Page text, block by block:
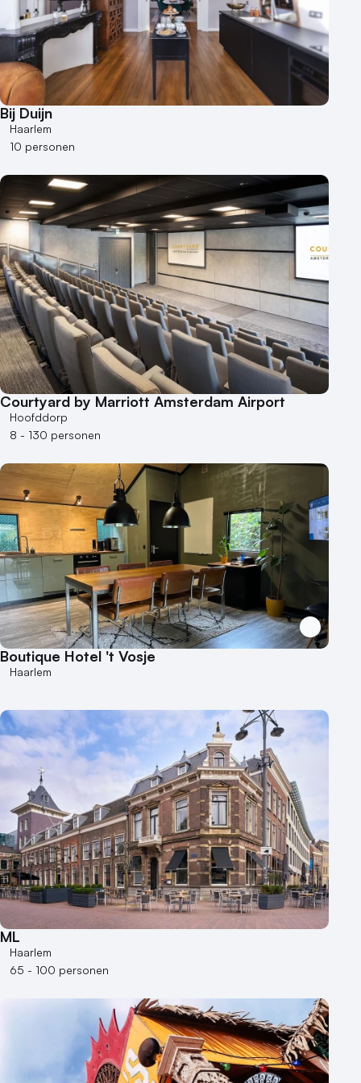
Bij Duijn
Haarlem
10 personen
Courtyard by Marriott Amsterdam Airport
Hoofddorp
8 - 130 personen
Boutique Hotel 't Vosje
Haarlem
ML
Haarlem
65 - 100 personen